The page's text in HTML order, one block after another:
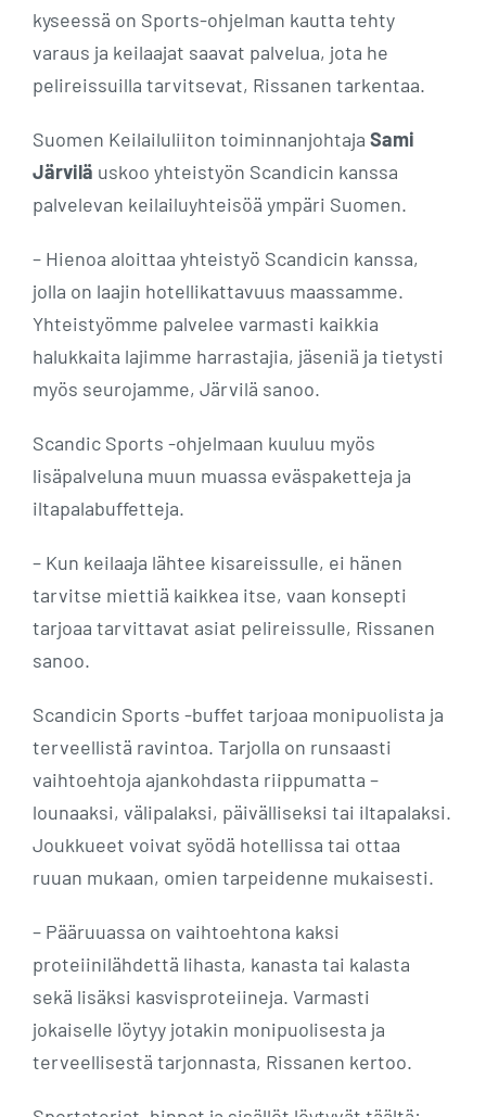
kyseessä on Sports-ohjelman kautta tehty
varaus ja keilaajat saavat palvelua, jota he
pelireissuilla tarvitsevat, Rissanen tarkentaa.
Suomen Keilailuliiton toiminnanjohtaja Sami
Järvilä uskoo yhteistyön Scandicin kanssa
palvelevan keilailuyhteisöä ympäri Suomen.
– Hienoa aloittaa yhteistyö Scandicin kanssa,
jolla on laajin hotellikattavuus maassamme.
Yhteistyömme palvelee varmasti kaikkia
halukkaita lajimme harrastajia, jäseniä ja tietysti
myös seurojamme, Järvilä sanoo.
Scandic Sports -ohjelmaan kuuluu myös
lisäpalveluna muun muassa eväspaketteja ja
iltapalabuffetteja.
– Kun keilaaja lähtee kisareissulle, ei hänen
tarvitse miettiä kaikkea itse, vaan konsepti
tarjoaa tarvittavat asiat pelireissulle, Rissanen
sanoo.
Scandicin Sports -buffet tarjoaa monipuolista ja
terveellistä ravintoa. Tarjolla on runsaasti
vaihtoehtoja ajankohdasta riippumatta –
lounaaksi, välipalaksi, päivälliseksi tai iltapalaksi.
Joukkueet voivat syödä hotellissa tai ottaa
ruuan mukaan, omien tarpeidenne mukaisesti.
– Pääruuassa on vaihtoehtona kaksi
proteiinilähdettä lihasta, kanasta tai kalasta
sekä lisäksi kasvisproteiineja. Varmasti
jokaiselle löytyy jotakin monipuolisesta ja
terveellisestä tarjonnasta, Rissanen kertoo.